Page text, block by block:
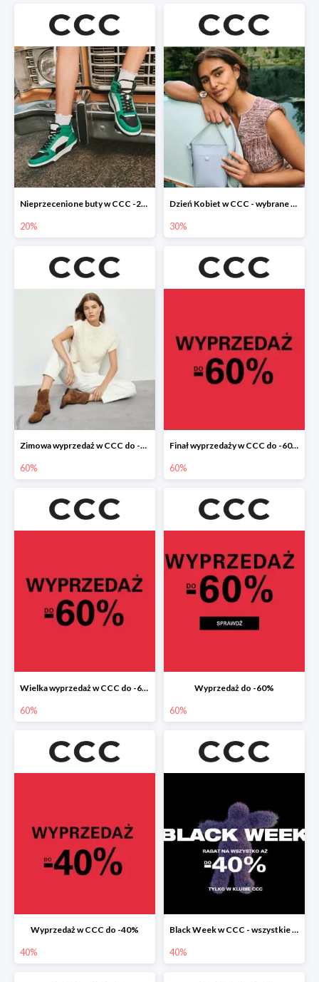
Nieprzecenione buty w CCC -20%
20%
Dzień Kobiet w CCC - wybrane torebki i buty do -30%
30%
Zimowa wyprzedaż w CCC do -60%
60%
Finał wyprzedaży w CCC do -60%
60%
Wielka wyprzedaż w CCC do -60%
60%
Wyprzedaż do -60%
60%
Wyprzedaż w CCC do -40%
40%
Black Week w CCC - wszystkie produkty do -40%
40%